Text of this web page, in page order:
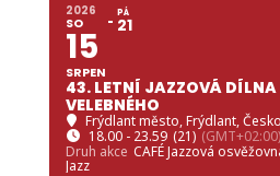
2026
SO
15
SRPEN
PÁ
21
43. LETNÍ JAZZOVÁ DÍLNA
VELEBNÉHO
Frýdlant město, Frýdlant, Česko
18.00 - 23.59 (21) (GMT+02:00)
Druh akce CAFÉ Jazzová
Jazz